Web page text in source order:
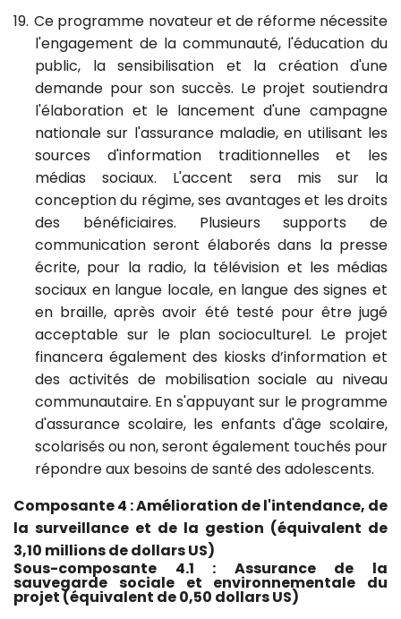
19. Ce programme novateur et de réforme nécessite
l'engagement de la communauté, l'éducation du
public, la sensibilisation et la création d'une
demande pour son succès. Le projet soutiendra
l'élaboration et le lancement d'une campagne
nationale sur l'assurance maladie, en utilisant les
sources d'information traditionnelles et les
médias sociaux. L'accent sera mis sur la
conception du régime, ses avantages et les droits
des bénéficiaires. Plusieurs supports de
communication seront élaborés dans la presse
écrite, pour la radio, la télévision et les médias
sociaux en langue locale, en langue des signes et
en braille, après avoir été testé pour être jugé
acceptable sur le plan socioculturel. Le projet
financera également des kiosks d’information et
des activités de mobilisation sociale au niveau
communautaire. En s'appuyant sur le programme
d'assurance scolaire, les enfants d'âge scolaire,
scolarisés ou non, seront également touchés pour
répondre aux besoins de santé des adolescents.
Composante 4 : Amélioration de l'intendance, de
la surveillance et de la gestion (équivalent de
3,10 millions de dollars US)
Sous-composante 4.1 : Assurance de la
sauvegarde sociale et environnementale du
projet(équivalent de 0,50 dollars US)